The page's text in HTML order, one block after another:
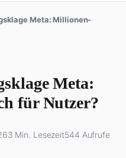
Meta: Millionen-
Meta:
für Nutzer?
3 Min. Lesezeit544 Aufrufe